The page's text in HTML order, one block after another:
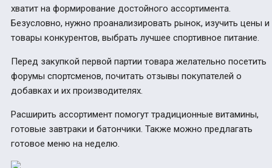
хватит на формирование достойного ассортимента.
Безусловно, нужно проанализировать рынок, изучить цены и
товары конкурентов, выбрать лучшее спортивное питание.
Перед закупкой первой партии товара желательно посетить
форумы спортсменов, почитать отзывы покупателей о
добавках и их производителях.
Расширить ассортимент помогут традиционные витамины,
готовые завтраки и батончики. Также можно предлагать
готовое меню на неделю.